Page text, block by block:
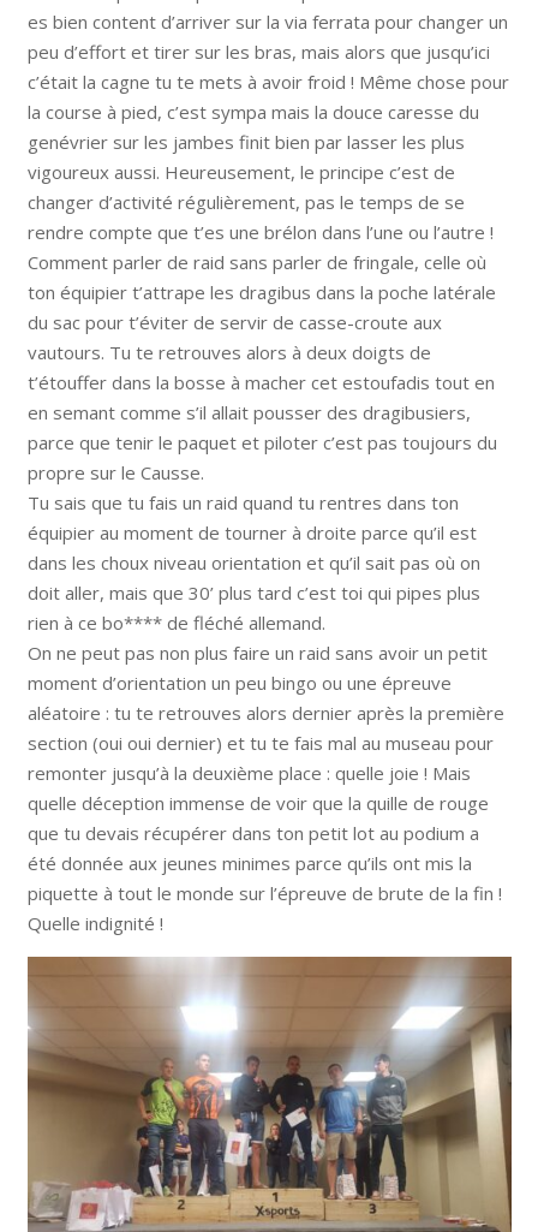
es bien content d’arriver sur la via ferrata pour changer un
peu d’effort et tirer sur les bras, mais alors que jusqu’ici
c’était la cagne tu te mets à avoir froid ! Même chose pour
la course à pied, c’est sympa mais la douce caresse du
genévrier sur les jambes finit bien par lasser les plus
vigoureux aussi. Heureusement, le principe c’est de
changer d’activité régulièrement, pas le temps de se
rendre compte que t’es une brélon dans l’une ou l’autre !
Comment parler de raid sans parler de fringale, celle où
ton équipier t’attrape les dragibus dans la poche latérale
du sac pour t’éviter de servir de casse-croute aux
vautours. Tu te retrouves alors à deux doigts de
t’étouffer dans la bosse à macher cet estoufadis tout en
en semant comme s’il allait pousser des dragibusiers,
parce que tenir le paquet et piloter c’est pas toujours du
propre sur le Causse.
Tu sais que tu fais un raid quand tu rentres dans ton
équipier au moment de tourner à droite parce qu’il est
dans les choux niveau orientation et qu’il sait pas où on
doit aller, mais que 30’ plus tard c’est toi qui pipes plus
rien à ce bo**** de fléché allemand.
On ne peut pas non plus faire un raid sans avoir un petit
moment d’orientation un peu bingo ou une épreuve
aléatoire : tu te retrouves alors dernier après la première
section (oui oui dernier) et tu te fais mal au museau pour
remonter jusqu’à la deuxième place : quelle joie ! Mais
quelle déception immense de voir que la quille de rouge
que tu devais récupérer dans ton petit lot au podium a
été donnée aux jeunes minimes parce qu’ils ont mis la
piquette à tout le monde sur l’épreuve de brute de la fin !
Quelle indignité !